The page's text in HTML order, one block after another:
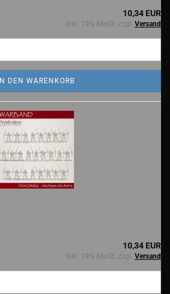
10,34 EUR
inkl. 19% MwSt. zzgl. Versand
IN DEN WARENKORB
10,34 EUR
inkl. 19% MwSt. zzgl. Versand